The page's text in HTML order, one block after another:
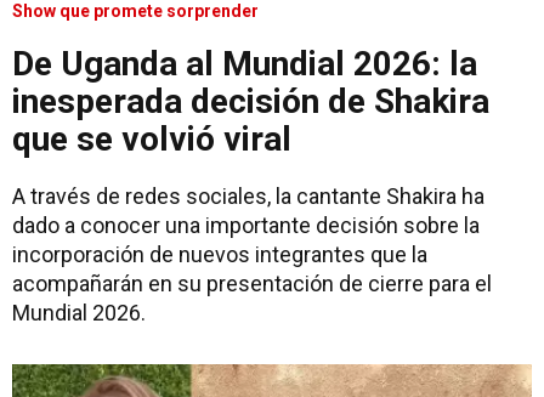
Show que promete sorprender
De Uganda al Mundial 2026: la
inesperada decisión de Shakira
que se volvió viral
A través de redes sociales, la cantante Shakira ha
dado a conocer una importante decisión sobre la
incorporación de nuevos integrantes que la
acompañarán en su presentación de cierre para el
Mundial 2026.